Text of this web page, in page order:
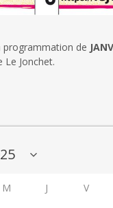
programmation de
Jonchet.
M J V